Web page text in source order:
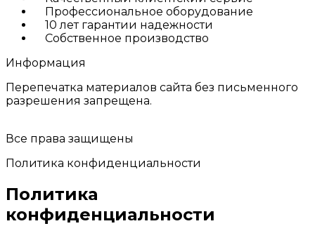
Профессиональное оборудование
10 лет гарантии надежности
Собственное производство
Информация
Перепечатка материалов сайта без письменного
разрешения запрещена.
Все права защищены
Политика конфиденциальности
Политика
конфиденциальности